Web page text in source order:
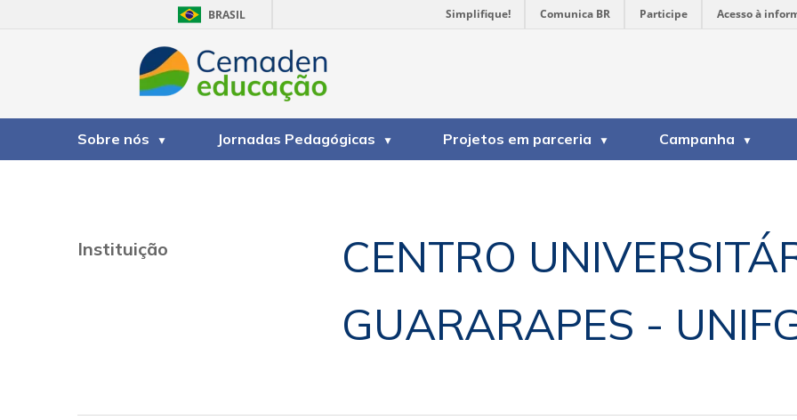
BRASIL Simplifique! Comunica BR Participe Acesso à
Sobre nós Jornadas Pedagógicas Projetos em parceria Campanha
Instituição
CENTRO
GUARARAPES -